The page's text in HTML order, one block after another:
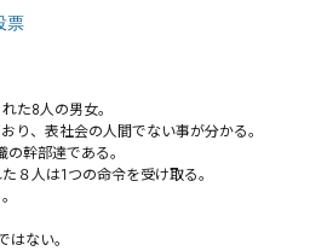
票
た8人の男女。
り、表社会の人間でない事が分かる。
幹部達である。
８人は1つの命令を受け取る。
ない。